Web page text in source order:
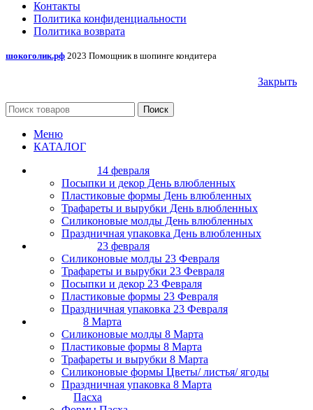
Контакты
Политика конфиденциальности
Политика возврата
шокоголик.рф 2023 Помощник в шопинге кондитера
Закрыть
Поиск
Меню
КАТАЛОГ
14 февраля
Посыпки и декор День влюбленных
Пластиковые формы День влюбленных
Трафареты и вырубки День влюбленных
Силиконовые молды День влюбленных
Праздничная упаковка День влюбленных
23 февраля
Силиконовые молды 23 Февраля
Трафареты и вырубки 23 Февраля
Посыпки и декор 23 Февраля
Пластиковые формы 23 Февраля
Праздничная упаковка 23 Февраля
8 Марта
Силиконовые молды 8 Марта
Пластиковые формы 8 Марта
Трафареты и вырубки 8 Марта
Силиконовые формы Цветы/ листья/ ягоды
Праздничная упаковка 8 Марта
Пасха